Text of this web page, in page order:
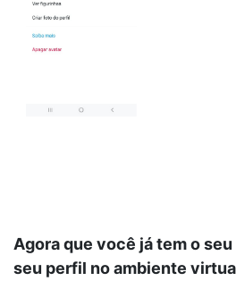
Agora que você já tem o seu
seu perfil no ambiente